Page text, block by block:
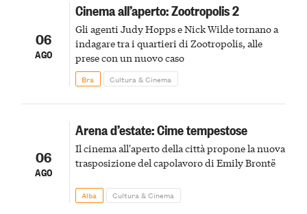
06
AGO
Cinema all’aperto: Zootropolis 2
Gli agenti Judy Hopps e Nick Wilde tornano a
indagare tra i quartieri di Zootropolis, alle
prese con un nuovo caso
Bra Cultura & Cinema
06
AGO
Arena d’estate: Cime tempestose
Il cinema all'aperto della città propone la nuova
trasposizione del capolavoro di Emily Brontë
Alba Cultura & Cinema